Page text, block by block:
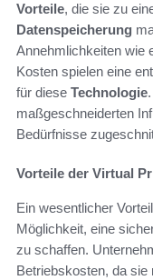
Vorteile, die sie zu
Datenspeicherung
Annehmlichkeiten wie
Kosten spielen eine
für diese Technologie
maßgeschneiderten
Bedürfnisse
Vorteile der Virtual
Ein wesentlicher
Möglichkeit, eine
zu schaffen.
Betriebskosten, da sie